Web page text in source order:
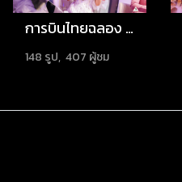
การบินไทยฉลอง 66 ปี จัดใหญ่ "รักคุณเท่าฟ้า 2569
148 รูป, 407 ผู้ชม